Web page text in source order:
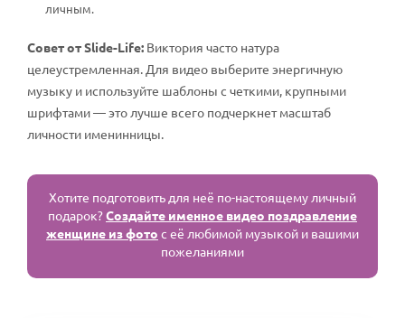
личным.
Совет от Slide-Life: Виктория часто натура
целеустремленная. Для видео выберите энергичную
музыку и используйте шаблоны с четкими, крупными
шрифтами — это лучше всего подчеркнет масштаб
личности именинницы.
Хотите подготовить для неё по-настоящему личный
подарок?Создайте именное видео поздравление
женщине из фото с её любимой музыкой и вашими
пожеланиями